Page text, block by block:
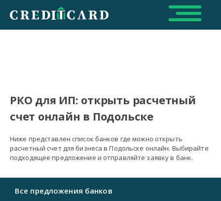
РКО для ИП: открыть расчетный
счет онлайн в Подольске
Ниже представлен список банков где можно открыть
расчетный счет для бизнеса в Подольске онлайн. Выбирайте
подходящее предложение и отправляйте заявку в банк.
Все предложения банков